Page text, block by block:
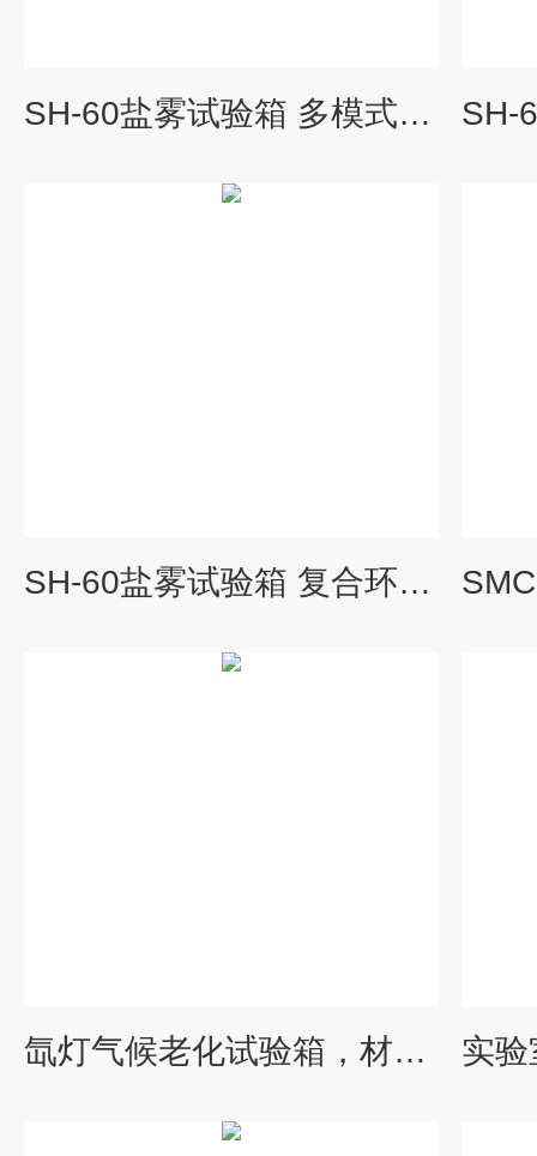
SH-60盐雾试验箱 多模式材料耐盐雾测试仪器
SH-60盐雾试验箱 复合环境下材料腐蚀测试设备
氙灯气候老化试验箱，材料耐久性测试设备